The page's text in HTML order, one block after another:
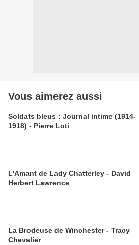
Vous aimerez aussi
Soldats bleus : Journal intime (1914-
1918) - Pierre Loti
L'Amant de Lady Chatterley - David
Herbert Lawrence
La Brodeuse de Winchester - Tracy
Chevalier